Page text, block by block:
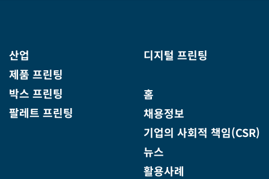
산업
제품 프린팅
박스 프린팅
팔레트 프린팅
디지털 프린팅
홈
채용정보
기업의 사회적 책임(CSR)
뉴스
활용사례